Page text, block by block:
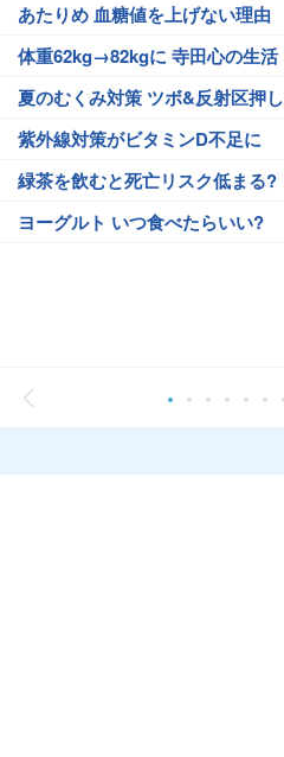
あたりめ 血糖値を上げない理由
体重62kg→82kgに 寺田心の生活
夏のむくみ対策 ツボ&反射区押し
紫外線対策がビタミンD不足に
緑茶を飲むと死亡リスク低まる?
ヨーグルト いつ食べたらいい?